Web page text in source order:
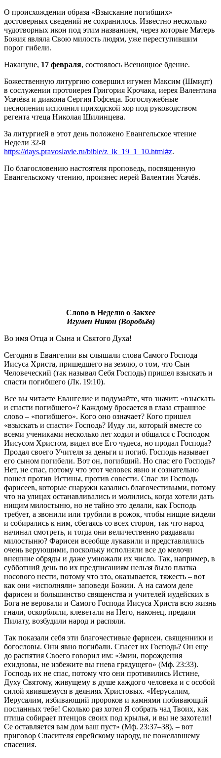
О происхождении образа «Взыскание погибших»
достоверных сведений не сохранилось. Известно несколько
чудотворных икон под этим названием, через которые Матерь
Божия являла Свою милость людям, уже переступившим
порог гибели.
Накануне, 17 февраля, состоялось Всенощное бдение.
Божественную литургию совершил игумен Максим (Шмидт)
в сослужении протоиерея Григория Крочака, иерея Валентина
Усачёва и диакона Сергия Гофсеца. Богослужебные
песнопения исполнил приходской хор под руководством
регента чтеца Николая Шилинцева.
За литургией в этот день положено Евангельское чтение
Недели 32-й
https://days.pravoslavie.ru/bible/z_lk_19_1_10.html#z.
По благословению настоятеля проповедь, посвященную
Евангельскому чтению, произнес иерей Валентин Усачёв.
Слово в Неделю о Закхее
Игумен Никон (Воробьёв)
Во имя Отца и Сына и Святого Духа!
Сегодня в Евангелии вы слышали слова Самого Господа
Иисуса Христа, пришедшего на землю, о том, что Сын
Человеческий (так называл Себя Господь) пришел взыскать и
спасти погибшего (Лк. 19:10).
Все вы читаете Евангелие и подумайте, что значит: «взыскать
и спасти погибшего»? Каждому бросается в глаза страшное
слово – «погибшего». Кого оно означает? Кого пришел
«взыскать и спасти» Господь? Иуду ли, который вместе со
всеми учениками несколько лет ходил и общался с Господом
Иисусом Христом, видел все Его чудеса, но продал Господа?
Продал своего Учителя за деньги и погиб. Господь называет
его сыном погибели. Вот он, погибший. Но спас его Господь?
Нет, не спас, потому что этот человек явно и сознательно
пошел против Истины, против совести. Спас ли Господь
фарисеев, которые снаружи казались благочестивыми, потому
что на улицах останавливались и молились, когда хотели дать
нищим милостыню, но не тайно это делали, как Господь
требует, а звонили или трубили в рожок, чтобы нищие видели
и собирались к ним, сбегаясь со всех сторон, так что народ
начинал смотреть, и тогда они величественно раздавали
милостыню? Фарисеи всеобще лукавили и представлялись
очень верующими, поскольку исполняли все до мелочи
внешние обряды и даже умножали их число. Так, например, в
субботний день по их предписаниям нельзя было платка
носового нести, потому что это, оказывается, тяжесть – вот
как они «исполняли» заповеди Божии. А на самом деле
фарисеи и большинство священства и учителей иудейских в
Бога не веровали и Самого Господа Иисуса Христа всю жизнь
гнали, оскорбляли, клеветали на Него, наконец, предали
Пилату, возбудили народ и распяли.
Так показали себя эти благочестивые фарисеи, священники и
богословы. Они явно погибали. Спасет их Господь? Он еще
до распятия Своего говорил им: «Змии, порождения
ехидновы, не избежите вы гнева грядущего» (Мф. 23:33).
Господь их не спас, потому что они противились Истине,
Духу Святому, живущему в душе каждого человека и с особой
силой явившемуся в деяниях Христовых. «Иерусалим,
Иерусалим, избивающий пророков и камнями побивающий
посланных тебе! Сколько раз хотел Я собрать чад Твоих, как
птица собирает птенцов своих под крылья, и вы не захотели!
Се оставляется вам дом ваш пуст» (Мф. 23:37–38), – вот
приговор Спасителя еврейскому народу, не пожелавшему
спасения.